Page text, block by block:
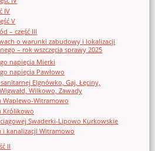
IV
V
– część III
o warunki zabudowy i lokalizacji
– rok wszczęcia sprawy 2025
napięcia Mierki
napięcia Pawłowo
Elgnówko, Gaj, Łęciny,
Wilkowo, Zawady
Waplewo-Witramowo
Królikowo
Swaderki-Lipowo Kurkowskie
kanalizacji Witramowo
II